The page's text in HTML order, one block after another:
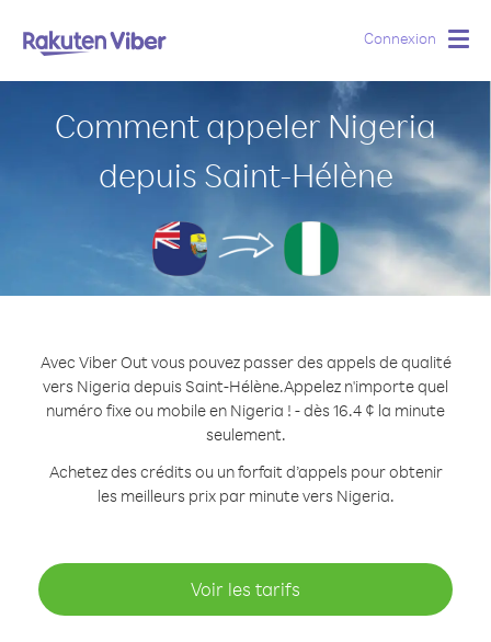
Connexion
Comment appeler Nigeria
depuis Saint-Hélène
Avec Viber Out vous pouvez passer des appels de qualité
vers Nigeria depuis Saint-Hélène.Appelez n'importe quel
numéro fixe ou mobile en Nigeria ! - dès 16.4 ¢ la minute
seulement.
Achetez des crédits ou un forfait d’appels pour obtenir
les meilleurs prix par minute vers Nigeria.
Voir les tarifs